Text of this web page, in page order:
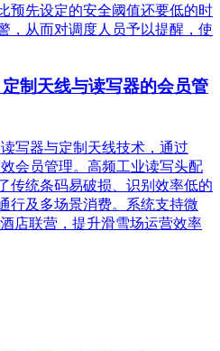
预先设定的安全阈值还要低的时
，从而对调度人员予以提醒，使
制天线与读写器的会员管
写器与定制天线技术，通过
会员管理。高频工业读写头配
传统条码易破损、识别效率低的
行及多场景消费。系统支持微
店联营，提升滑雪场运营效率